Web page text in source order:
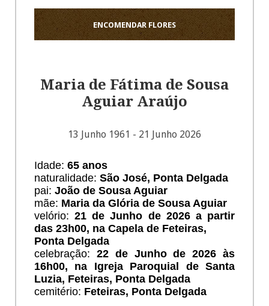
ENCOMENDAR FLORES
Maria de Fátima de Sousa
Aguiar Araújo
13 Junho 1961 - 21 Junho 2026
Idade: 65 anos
naturalidade: São José, Ponta Delgada
pai: João de Sousa Aguiar
mãe: Maria da Glória de Sousa Aguiar
velório: 21 de Junho de 2026 a partir
das 23h00, na Capela de Feteiras,
Ponta Delgada
celebração: 22 de Junho de 2026 às
16h00, na Igreja Paroquial de Santa
Luzia, Feteiras, Ponta Delgada
cemitério: Feteiras, Ponta Delgada